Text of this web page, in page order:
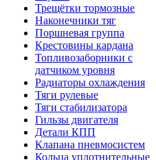
Трещётки тормозные
Наконечники тяг
Поршневая группа
Крестовины кардана
Топливозаборники с
датчиком уровня
Радиаторы охлаждения
Тяги рулевые
Тяги стабилизатора
Гильзы двигателя
Детали КПП
Клапана пневмосистем
Кольца уплотнительные